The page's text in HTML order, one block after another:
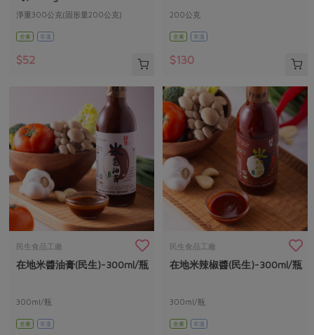
素食專區
高麗菜海鮮煎餅
下載專區
地區活動
淨重300公克(固形量200公克)
全素 常溫
$52
200公克
全素 常溫
$130
民生食品工廠
在地米醬油膏(民生)-300ml/瓶
300ml/瓶
全素 常溫
民生食品工廠
在地米辣椒醬(民生)-300ml/瓶
300ml/瓶
全素 常溫